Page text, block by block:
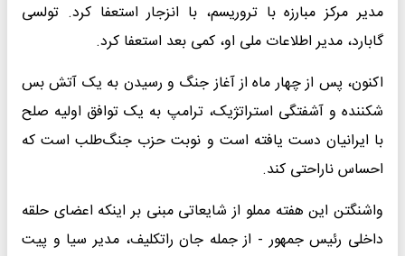
مدیر مرکز مبارزه با تروریسم، با انزجار استعفا کرد. تولسی
گابارد، مدیر اطلاعات ملی او، کمی بعد استعفا کرد.
اکنون، پس از چهار ماه از آغاز جنگ و رسیدن به یک آتش بس
شکننده و آشفتگی استراتژیک، ترامپ به یک توافق اولیه صلح
با ایرانیان دست یافته است و نوبت حزب جنگ‌طلب است که
احساس ناراحتی کند.
واشنگتن این هفته مملو از شایعاتی مبنی بر اینکه اعضای حلقه
داخلی رئیس جمهور - از جمله جان راتکلیف، مدیر سیا و پیت